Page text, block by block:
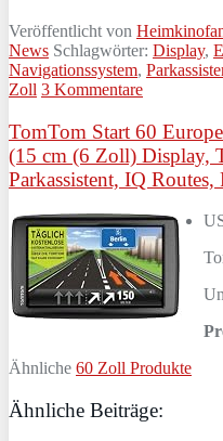
Veröffentlicht von
News Schlagwörter: Display,
Navigationssystem,
Zoll 3 Kommentare
TomTom Start 60
(15 cm (6 Zoll) Display,
Parkassistent, IQ
Ähnliche 60 Zoll Produkte
Ähnliche Beiträge: